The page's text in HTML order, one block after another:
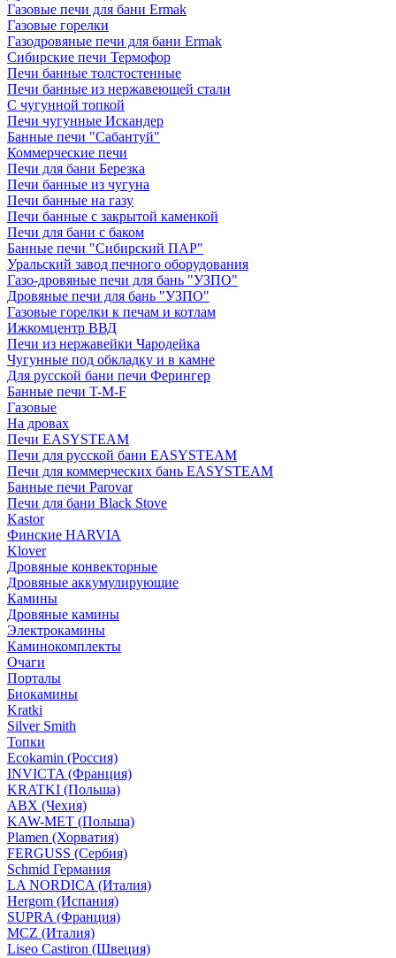
Газовые печи для бани Ermak
Газовые горелки
Газодровяные печи для бани Ermak
Сибирские печи Термофор
Печи банные толстостенные
Печи банные из нержавеющей стали
С чугунной топкой
Печи чугунные Искандер
Банные печи "Сабантуй"
Коммерческие печи
Печи для бани Березка
Печи банные из чугуна
Печи банные на газу
Печи банные с закрытой каменкой
Печи для бани с баком
Банные печи "Сибирский ПАР"
Уральский завод печного оборудования
Газо-дровяные печи для бань "УЗПО"
Дровяные печи для бань "УЗПО"
Газовые горелки к печам и котлам
Ижкомцентр ВВД
Печи из нержавейки Чародейка
Чугунные под обкладку и в камне
Для русской бани печи Ферингер
Банные печи T-M-F
Газовые
На дровах
Печи EASYSTEAM
Печи для русской бани EASYSTEAM
Печи для коммерческих бань EASYSTEAM
Банные печи Parovar
Печи для бани Black Stove
Kastor
Финские HARVIA
Klover
Дровяные конвекторные
Дровяные аккумулирующие
Камины
Дровяные камины
Электрокамины
Каминокомплекты
Очаги
Порталы
Биокамины
Kratki
Silver Smith
Топки
Ecokamin (Россия)
INVICTA (Франция)
KRATKI (Польша)
ABX (Чехия)
KAW-MET (Польша)
Plamen (Хорватия)
FERGUSS (Сербия)
Schmid Германия
LA NORDICA (Италия)
Hergom (Испания)
SUPRA (Франция)
MCZ (Италия)
Liseo Castiron (Швеция)